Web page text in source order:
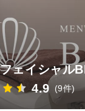
ェイシャル
4.9 (9件)